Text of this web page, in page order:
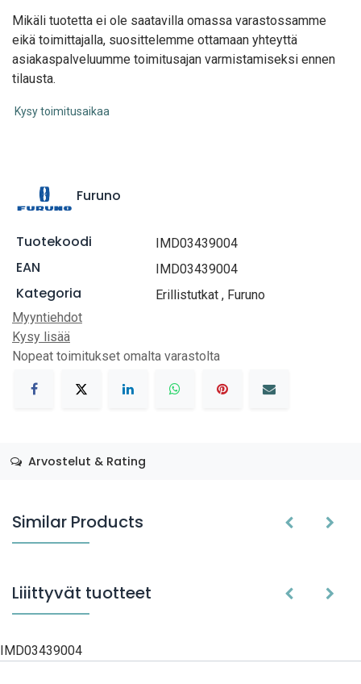
Mikäli tuotetta ei ole saatavilla omassa varastossamme
eikä toimittajalla, suosittelemme ottamaan yhteyttä
asiakaspalveluumme toimitusajan varmistamiseksi ennen
tilausta.
Kysy toimitusaikaa
Furuno
Tuotekoodi IMD03439004
EAN IMD03439004
Kategoria Erillistutkat, Furuno
Myyntiehdot
Kysy lisää
Nopeat toimitukset omalta varastolta
Arvostelut & Rating
Similar Products
Liiittyvät tuotteet
IMD03439004